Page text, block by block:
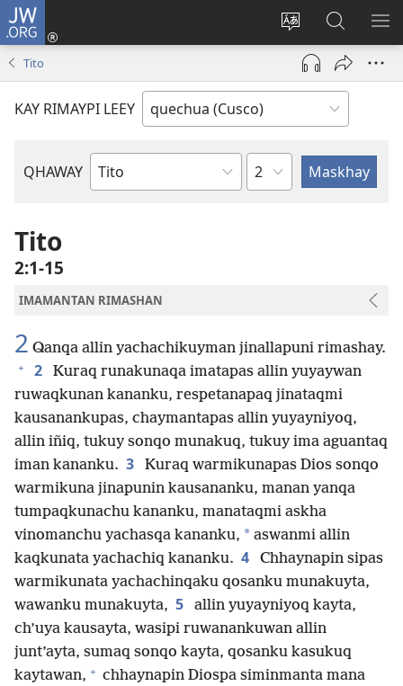
JW.ORG
Direccionpi
akllay
Sutiykiwan
jaykuy
(abre
nueva
JW.ORG
nisqapi
maskhay
Tito
KAY RIMAYPI LEEY
QHAWAY
Libro
Capítulo
Tito
2:1-15
IMAMANTAN RIMASHAN
2 Qanqa allin yachachikuyman jinallapuni rimashay.
+ 2
Kuraq runakunaqa imatapas allin yuyaywan
ruwaqkunan kananku, respetanapaq jinataqmi
kausanankupas, chaymantapas allin yuyayniyoq,
allin iñiq, tukuy sonqo munakuq, tukuy ima aguantaq
iman kananku. 3
Kuraq warmikunapas Dios sonqo
warmikuna jinapunin kausananku, manan yanqa
tumpaqkunachu kananku, manataqmi askha
vinomanchu yachasqa kananku, * aswanmi allin
kaqkunata yachachiq kananku. 4
Chhaynapin sipas
warmikunata yachachinqaku qosanku munakuyta,
wawanku munakuyta, 5
allin yuyayniyoq kayta,
ch’uya kausayta, wasipi ruwanankuwan allin
junt’ayta, sumaq sonqo kayta, qosanku kasukuq
kaytawan, + chhaynapin Diospa siminmanta mana